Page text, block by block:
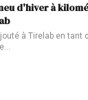
d'hiver à
à Tirelab en tant